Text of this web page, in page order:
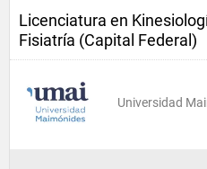
Licenciatura en
Fisiatría (Capital Federal)
Universidad